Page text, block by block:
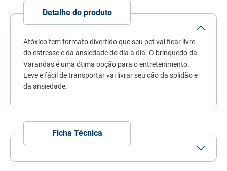
Detalhe do produto
Atóxico tem formato divertido que seu pet vai ficar livre
do estresse e da ansiedade do dia a dia. O brinquedo da
Varandas é uma ótima opção para o entretenimento.
Leve e fácil de transportar vai livrar seu cão da solidão e
da ansiedade.
Ficha Técnica
areia
5º
ração
6º
fórmula natural
7 º
quatree
8º
sachê gato
10º ração premier